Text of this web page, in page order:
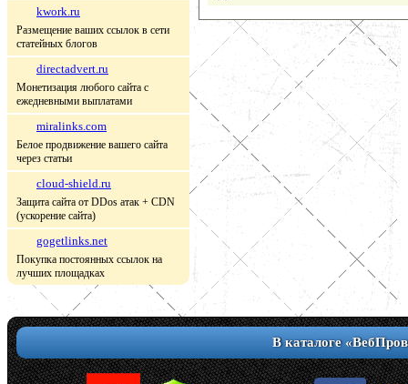
kwork.ru
Размещение ваших ссылок в сети
статейных блогов
directadvert.ru
Монетизация любого сайта с
ежедневными выплатами
miralinks.com
Белое продвижение вашего сайта
через статьи
cloud-shield.ru
Защита сайта от DDos атак + CDN
(ускорение сайта)
gogetlinks.net
Покупка постоянных ссылок на
лучших площадках
В каталоге